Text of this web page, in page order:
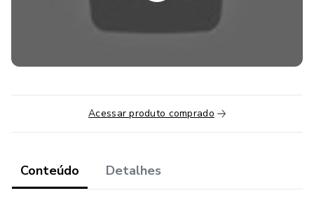
Acessar produto comprado
Conteúdo Detalhes